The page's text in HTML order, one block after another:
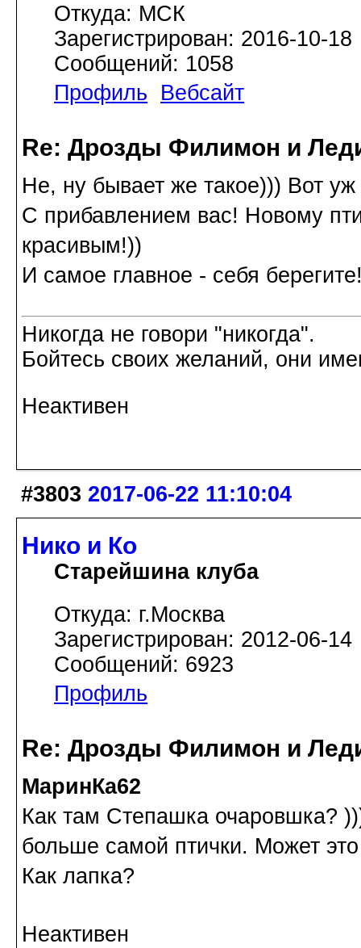
Откуда: МСК
Зарегистрирован: 2016-10-18
Сообщений: 1058
Профиль
Вебсайт
Re: Дрозды Филимон и
Не, ну бывает же такое))) Вот
С прибавлением вас! Новому
красивым!))
И самое главное - себя
Никогда не говори "никогда".
Бойтесь своих желаний, они
Неактивен
#3803 2017-06-22 11:10:04
Нико и Ко
Старейшина клуба
Откуда: г.Москва
Зарегистрирован: 2012-06-14
Сообщений: 6923
Профиль
Re: Дрозды Филимон и
МаринКа62
Как там Степашка очаровшка?
больше самой птички. Может
Как лапка?
Неактивен